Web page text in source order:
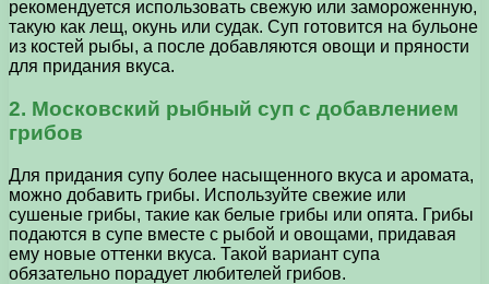
рекомендуется использовать свежую или замороженную,
такую как лещ, окунь или судак. Суп готовится на бульоне
из костей рыбы, а после добавляются овощи и пряности
для придания вкуса.
2. Московский рыбный суп с добавлением
грибов
Для придания супу более насыщенного вкуса и аромата,
можно добавить грибы. Используйте свежие или
сушеные грибы, такие как белые грибы или опята. Грибы
подаются в супе вместе с рыбой и овощами, придавая
ему новые оттенки вкуса. Такой вариант супа
обязательно порадует любителей грибов.